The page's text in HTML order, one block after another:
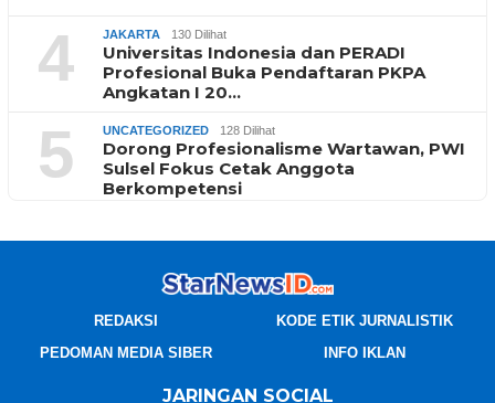
4 JAKARTA 130 Dilihat
Universitas Indonesia dan PERADI
Profesional Buka Pendaftaran PKPA
Angkatan I 20…
5 UNCATEGORIZED 128 Dilihat
Dorong Profesionalisme Wartawan, PWI
Sulsel Fokus Cetak Anggota
Berkompetensi
REDAKSI
KODE ETIK JURNALISTIK
PEDOMAN MEDIA SIBER
INFO IKLAN
JARINGAN SOCIAL